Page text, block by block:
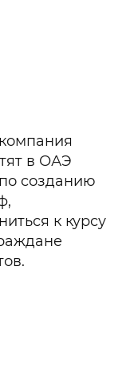
в ОАЭ
созданию
к курсу